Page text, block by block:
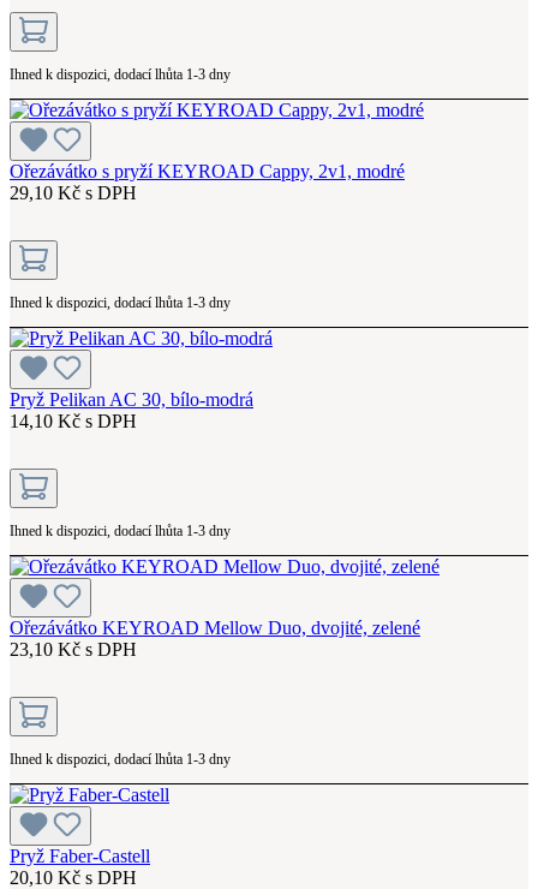
Ihned k dispozici, dodací lhůta 1-3 dny
Ořezávátko s pryží KEYROAD Cappy, 2v1, modré
29,10 Kč s DPH
Ihned k dispozici, dodací lhůta 1-3 dny
Pryž Pelikan AC 30, bílo-modrá
14,10 Kč s DPH
Ihned k dispozici, dodací lhůta 1-3 dny
Ořezávátko KEYROAD Mellow Duo, dvojité, zelené
23,10 Kč s DPH
Ihned k dispozici, dodací lhůta 1-3 dny
Pryž Faber-Castell
20,10 Kč s DPH